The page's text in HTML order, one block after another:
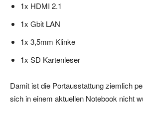
1x HDMI 2.1
1x Gbit LAN
1x 3,5mm Klinke
1x SD Kartenleser
Damit ist die Portausstattung ziemlich
sich in einem aktuellen Notebook nicht